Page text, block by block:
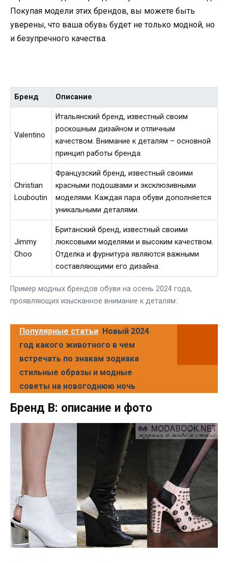
Покупая модели этих брендов, вы можете быть
уверены, что ваша обувь будет не только модной, но
и безупречного качества.
Пример модных брендов обуви на осень 2024 года,
проявляющих изысканное внимание к деталям:
Бренд Описание
Valentino
Итальянский бренд, известный своим
роскошным дизайном и отличным
качеством. Внимание к деталям – основной
принцип работы бренда.
Christian
Louboutin
Французский бренд, известный своими
красными подошвами и эксклюзивными
моделями. Каждая пара обуви дополняется
уникальными деталями.
Jimmy
Choo
Британский бренд, известный своими
люксовыми моделями и высоким качеством.
Отделка и фурнитура являются важными
составляющими его дизайна.
Популярные статьи Новый 2024
год какого животного в чем
встречать по знакам зодиака
стильные образы и модные
советы на новогоднюю ночь
Бренд B: описание и фото